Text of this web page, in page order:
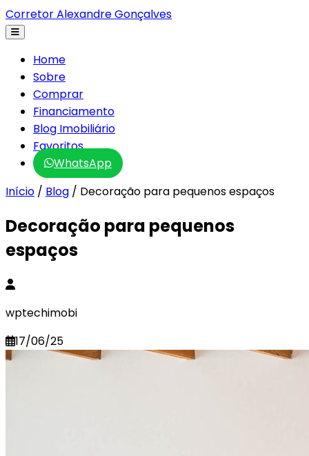
Corretor Alexandre Gonçalves
Home
Sobre
Comprar
Financiamento
Blog Imobiliário
Favoritos
WhatsApp
Início / Blog / Decoração para pequenos espaços
Decoração para pequenos
espaços
wptechimobi
17/06/25